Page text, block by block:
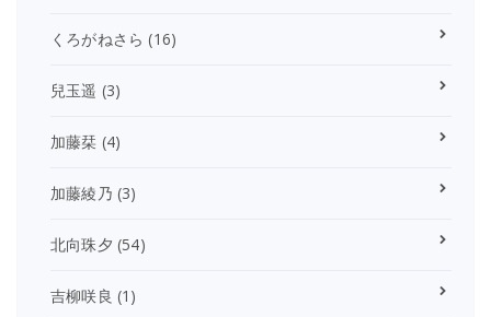
くろがねさら (16)
兒玉遥 (3)
加藤栞 (4)
加藤綾乃 (3)
北向珠夕 (54)
吉柳咲良 (1)